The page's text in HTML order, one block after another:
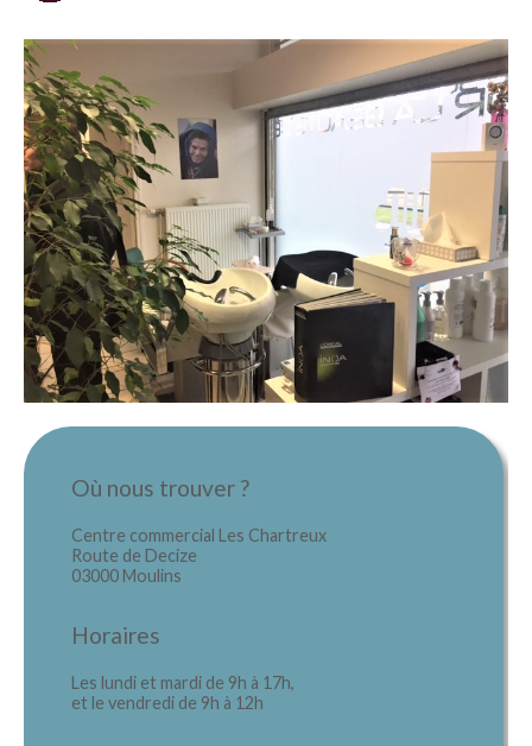
Où nous trouver ?
Centre commercial Les Chartreux
Route de Decize
03000 Moulins
Horaires
Les lundi et mardi de 9h à 17h,
et le vendredi de 9h à 12h